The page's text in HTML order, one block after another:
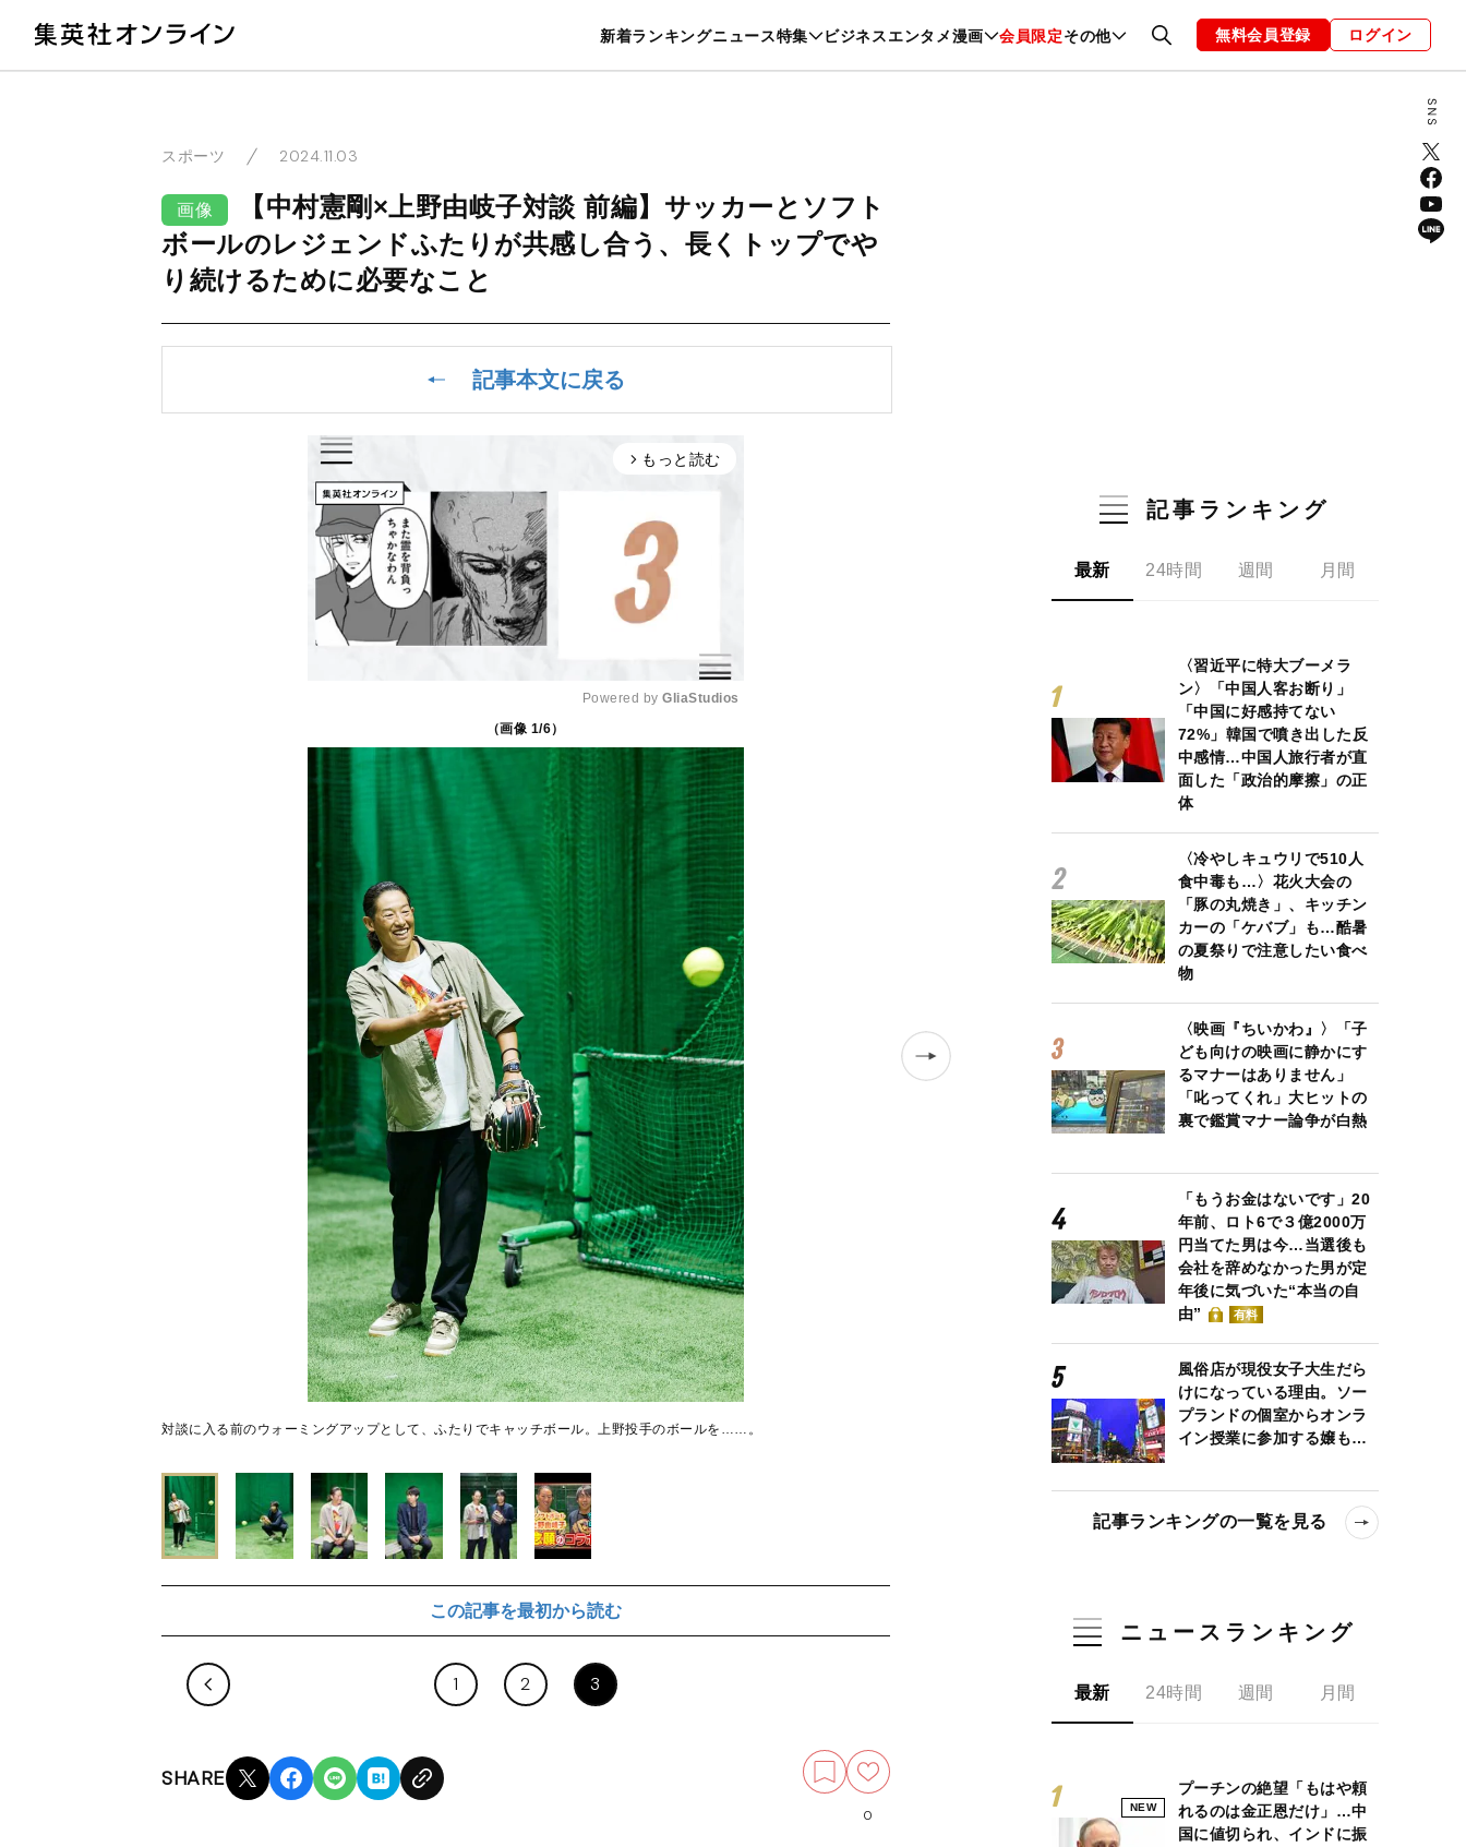
新着ランキングニュース特集 ビジネスエンタメ漫画 会員限定その他
暮らし スポーツ ヘルスケア 美容 グルメ ファッション 恋愛・結婚 編集部 お知らせ
無料会員登録 ログイン
スポーツ 2024.11.03
画像
【中村憲剛×上野由岐子対談 前編】サッカーとソフト
ボールのレジェンドふたりが共感し合う、長くトップでや
り続けるために必要なこと
記事本文に戻る
arrow_forward_ios もっと読む
Powered by GliaStudios
（画像 1/6）
対談に入る前のウォーミングアップとして、ふたりでキャッチボール。上野投手のボールを……。 キャッチャー、中村憲剛さんが受ける！ 貴重なシーンです。
この記事を最初から読む
1 2 3
SHARE
0
記事ランキング
最新 24時間 週間 月間
〈習近平に特大ブーメラ
ン〉「中国人客お断り」
「中国に好感持てない
72%」韓国で噴き出した反
中感情…中国人旅行者が直
面した「政治的摩擦」の正
体
〈冷やしキュウリで510人
食中毒も…〉花火大会の
「豚の丸焼き」、キッチン
カーの「ケバブ」も…酷暑
の夏祭りで注意したい食べ
物
〈映画『ちいかわ』〉「子
ども向けの映画に静かにす
るマナーはありません」
「叱ってくれ」大ヒットの
裏で鑑賞マナー論争が白熱
「もうお金はないです」20
年前、ロト6で３億2000万
円当てた男は今…当選後も
会社を辞めなかった男が定
年後に気づいた“本当の自
由”
有料
風俗店が現役女子大生だら
けになっている理由。ソー
プランドの個室からオンラ
イン授業に参加する嬢も…
記事ランキングの一覧を見る
ニュースランキング
最新 24時間 週間 月間
NEW
プーチンの絶望「もはや頼
れるのは金正恩だけ」…中
国に値切られ、インドに振